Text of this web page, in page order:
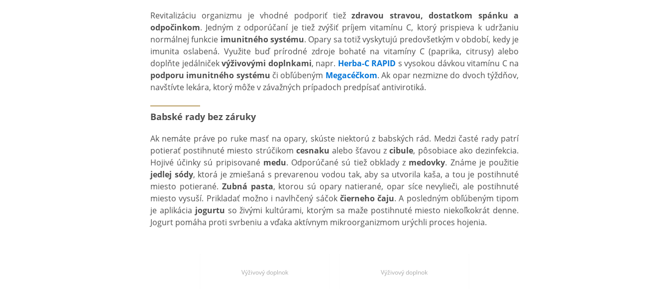
Revitalizáciu organizmu je vhodné podporiť tiežzdravou stravou, dostatkom spánku a
odpočinkom. Jedným z odporúčaní je tiež zvýšiť príjem vitamínu C, ktorý prispieva k udržaniu
normálnej funkcie imunitného systému. Opary sa totiž vyskytujú predovšetkým v období, kedy je
imunita oslabená. Využite buď prírodné zdroje bohaté na vitamíny C (paprika, citrusy) alebo
doplňte jedálničekvýživovými doplnkami, napr. Herba-C RAPID s vysokou dávkou vitamínu C na
podporu imunitného systému či obľúbeným Megacéčkom. Ak opar nezmizne do dvoch týždňov,
navštívte lekára, ktorý môže v závažných prípadoch predpísať antivirotiká.
Babské rady bez záruky
Ak nemáte práve po ruke masť na opary, skúste niektorú z babských rád. Medzi časté rady patrí
potierať postihnuté miesto strúčikom cesnaku alebo šťavou zcibule, pôsobiace ako dezinfekcia.
Hojivé účinky sú pripisované medu. Odporúčané sú tiež obklady z medovky. Známe je použitie
jedlej sódy, ktorá je zmiešaná s prevarenou vodou tak, aby sa utvorila kaša, a tou je postihnuté
miesto potierané. Zubná pasta, ktorou sú opary natierané, opar síce nevylieči, ale postihnuté
miesto vysuší. Prikladať možno i navlhčený sáčok čierneho čaju. A posledným obľúbeným tipom
je aplikácia jogurtu so živými kultúrami, ktorým sa maže postihnuté miesto niekoľkokrát denne.
Jogurt pomáha proti svrbeniu a vďaka aktívnym mikroorganizmom urýchli proces hojenia.
Výživový doplnok Výživový doplnok